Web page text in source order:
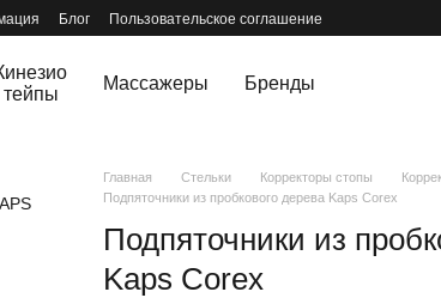
Блог Пользовательское соглашение
тейпы
Массажеры Бренды
Главная Стельки Корректоры стопы
Подпяточники из пробкового дерева Kaps Corex
Подпяточники из
Kaps Corex